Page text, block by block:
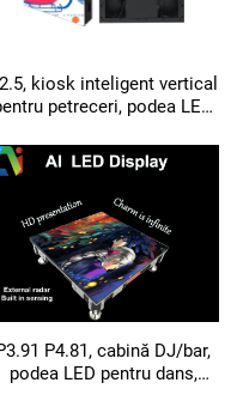
kiosk inteligent vertical
petreceri, podea LED
placă LED pentru podea
P4.81, cabină DJ/bar,
podea LED pentru dans,